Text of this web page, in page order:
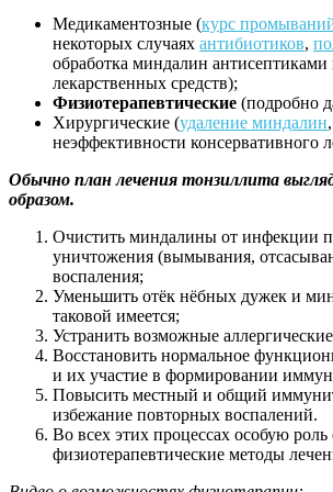
Медикаментозные (курс
некоторых случаях антибиотиков,
обработка миндалин антисептиками
лекарственных средств);
Физиотерапевтические (подробно
Хирургические (удаление миндалин
неэффективности консервативного
Обычно план лечения тонзиллита
образом.
Очистить миндалины от инфекции
уничтожения (вымывания,
воспаления;
Уменьшить отёк нёбных дужек и
таковой имеется;
Устранить возможные
Восстановить нормальное
и их участие в формировании
Повысить местный и общий
избежание повторных воспалений.
Во всех этих процессах особую
физиотерапевтические методы